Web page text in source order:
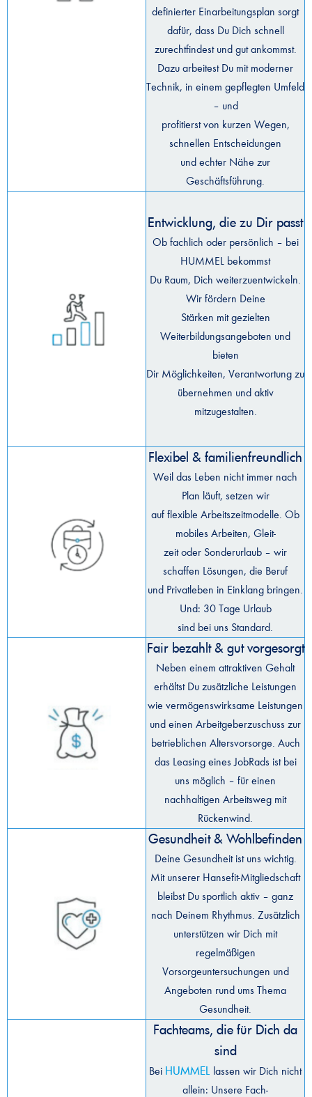
definierter Einarbeitungsplan sorgt
dafür, dass Du Dich schnell
zurechtfindest und gut ankommst.
Dazu arbeitest Du mit moderner
Technik, in einem gepflegten Umfeld
– und
profitierst von kurzen Wegen,
schnellen Entscheidungen
und echter Nähe zur
Geschäftsführung.
Entwicklung, die zu Dir passt
Ob fachlich oder persönlich – bei
HUMMEL bekommst
Du Raum, Dich weiterzuentwickeln.
Wir fördern Deine
Stärken mit gezielten
Weiterbildungsangeboten und
bieten
Dir Möglichkeiten, Verantwortung zu
übernehmen und aktiv
mitzugestalten.
Flexibel & familienfreundlich
Weil das Leben nicht immer nach
Plan läuft, setzen wir
auf flexible Arbeitszeitmodelle. Ob
mobiles Arbeiten, Gleit-
zeit oder Sonderurlaub – wir
schaffen Lösungen, die Beruf
und Privatleben in Einklang bringen.
Und: 30 Tage Urlaub
sind bei uns Standard.
Fair bezahlt & gut vorgesorgt
Neben einem attraktiven Gehalt
erhältst Du zusätzliche Leistungen
wie vermögenswirksame Leistungen
und einen Arbeitgeberzuschuss zur
betrieblichen Altersvorsorge. Auch
das Leasing eines JobRads ist bei
uns möglich – für einen
nachhaltigen Arbeitsweg mit
Rückenwind.
Gesundheit & Wohlbefinden
Deine Gesundheit ist uns wichtig.
Mit unserer Hansefit-Mitgliedschaft
bleibst Du sportlich aktiv – ganz
nach Deinem Rhythmus. Zusätzlich
unterstützen wir Dich mit
regelmäßigen
Vorsorgeuntersuchungen und
Angeboten rund ums Thema
Gesundheit.
Fachteams, die für Dich da
sind
Bei HUMMEL
lassen wir Dich nicht
allein: Unsere Fach-